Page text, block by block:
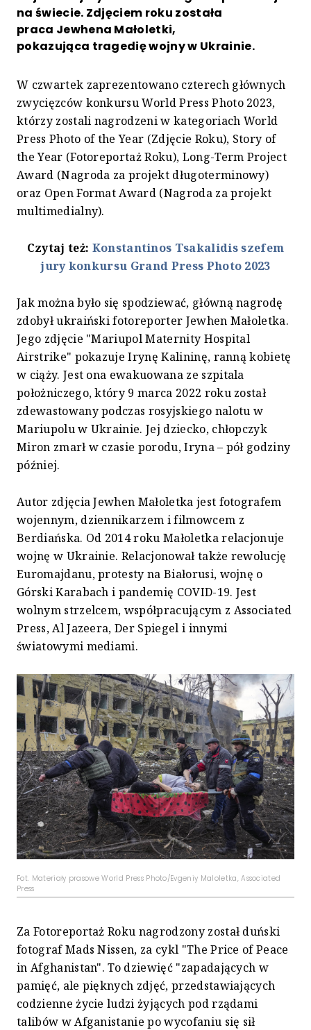
na świecie. Zdjęciem roku została
praca Jewhena Małoletki,
pokazująca tragedię wojny w Ukrainie.
W czwartek zaprezentowano czterech głównych
zwycięzców konkursu World Press Photo 2023,
którzy zostali nagrodzeni w kategoriach World
Press Photo of the Year (Zdjęcie Roku), Story of
the Year (Fotoreportaż Roku), Long-Term Project
Award (Nagroda za projekt długoterminowy)
oraz Open Format Award (Nagroda za projekt
multimedialny).
Czytaj też: Konstantinos Tsakalidis szefem
jury konkursu Grand Press Photo 2023
Jak można było się spodziewać, główną nagrodę
zdobył ukraiński fotoreporter Jewhen Małoletka.
Jego zdjęcie "Mariupol Maternity Hospital
Airstrike" pokazuje Irynę Kalininę, ranną kobietę
w ciąży. Jest ona ewakuowana ze szpitala
położniczego, który 9 marca 2022 roku został
zdewastowany podczas rosyjskiego nalotu w
Mariupolu w Ukrainie. Jej dziecko, chłopczyk
Miron zmarł w czasie porodu, Iryna – pół godziny
później.
Autor zdjęcia Jewhen Małoletka jest fotografem
wojennym, dziennikarzem i filmowcem z
Berdiańska. Od 2014 roku Małoletka relacjonuje
wojnę w Ukrainie. Relacjonował także rewolucję
Euromajdanu, protesty na Białorusi, wojnę o
Górski Karabach i pandemię COVID-19. Jest
wolnym strzelcem, współpracującym z Associated
Press, Al Jazeera, Der Spiegel i innymi
światowymi mediami.
Fot. Materiały prasowe World Press Photo/Evgeniy Maloletka, Associated
Press
Za Fotoreportaż Roku nagrodzony został duński
fotograf Mads Nissen, za cykl "The Price of Peace
in Afghanistan". To dziewięć "zapadających w
pamięć, ale pięknych zdjęć, przedstawiających
codzienne życie ludzi żyjących pod rządami
talibów w Afganistanie po wycofaniu się sił